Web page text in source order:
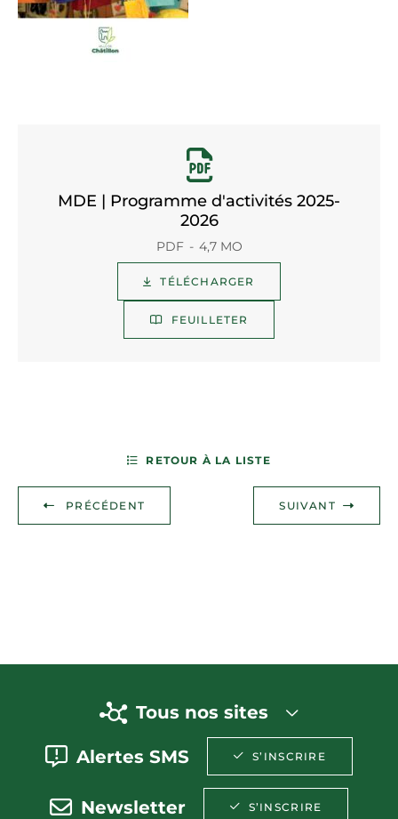
MDE | Programme d'activités 2025-
2026
PDF 4,7 MO
TÉLÉCHARGER
FEUILLETER
PRÉCÉDENT
RETOUR À LA LISTE
SUIVANT
Tous nos sites
Alertes SMS S’INSCRIRE
Newsletter S’INSCRIRE